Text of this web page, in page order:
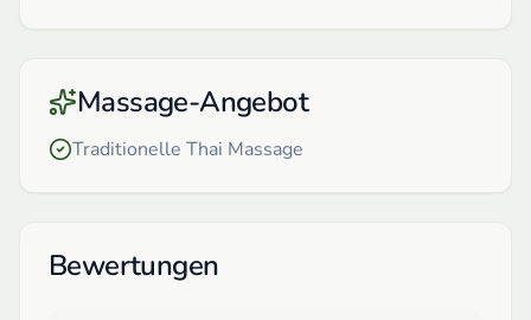
Massage-Angebot
Traditionelle Thai Massage
Bewertungen